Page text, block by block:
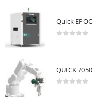
Quick
QUICK